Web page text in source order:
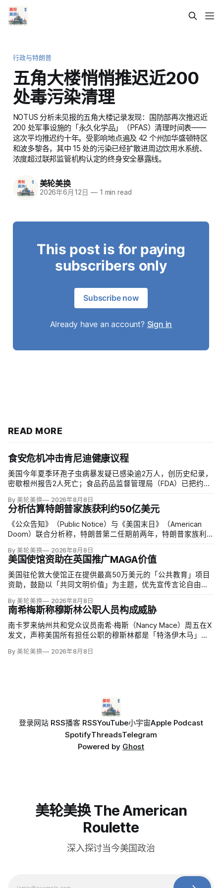
行政与特朗普
五角大楼悄悄推迟近200
处毒污染清理
NOTUS 分析未见报的五角大楼记录发现：国防部再次推迟近
200 处军事设施的「永久化学品」（PFAS）清理时间表——
这次平均推迟约十年。受影响地点遍及 42 个州加华盛顿特区
和波多黎各，其中 15 处的污染已经扩散进周边饮用水系统、
浓度超过联邦监管机构认定的终身安全暴露线。
美轮美换
2026年6月12日 —1 min read
This post is for paying
subscribers only
Subscribe now
Already have an account? Sign in
READ MORE
食安危机冲击肯尼迪健康议程
美国今年夏季环孢子虫病暴发疑已感染逾2万人，创历史纪录，
密歇根州报告2人死亡；食品药品监督管理局（FDA）已把约
来，但其余来源仍未查清。
By 美轮美换 2026年8月8日
分析估算特朗普家族获利约50亿美元
《公众告知》（Public Notice）与《美国末日》（American
Doom）联合分析称，特朗普第二任期前两年，特朗普家族利润
22.5亿美元、外国授权业务2025年收入6100万美元；
By 美轮美换 2026年8月8日
美国使馆资助在英国推广MAGA价值
美国驻伦敦大使馆正在提供最高50万美元的「公共教育」项目
资助，鼓励以「共同文明价值」为主题，优先宣传言论自由、
念。英国自由民主党议员丽莎·斯玛特（Lisa Smart）指责特朗
普政府用「MAGA资金」干预英国民主；
By 美轮美换 2026年8月8日
南希梅斯称穆斯林公职人员构成威胁
南卡罗来纳州共和党众议员南希·梅斯（Nancy Mace）周五在X
发文，声称美国所有担任公职的穆斯林都是「特洛伊木马」，
默」。截至浏览器核验时，这条帖子获得约440万次浏览、6.2
By 美轮美换 2026年8月8日
登录网站 RSS播客 RSSYouTube小宇宙Apple Podcast
SpotifyThreadsTelegram
Powered by Ghost
美轮美换 The American
Roulette
深入探讨当今美国政治